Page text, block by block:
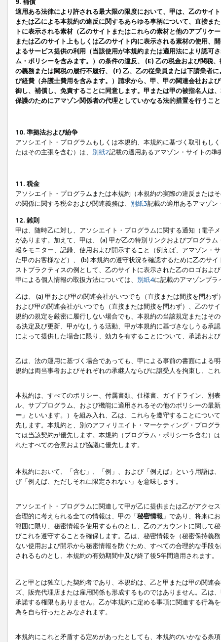
9. 補償
適用ある法律により許される最大限の限度において、甲は、乙のサイ
または乙による本規約の違反に関するあらゆる事柄について、直接ま
トに表示される素材（乙のサイトまたはこれらの素材と他のアプリ
または乙のサイト上もしくは乙のサイト内に表示される素材の使用、
よるサービス提供の利用（当該使用が本規約または適用法により認可
ム・ポリシーを含みます。）の条件の違反、 (E) 乙の税金および関税
の義務または関税の履行不履行、 (F) 乙、乙の従業員または下請業者
び経費（弁護士費用を含みます。）請求から、甲、甲の関連会社およ
御し、補償し、免責することに同意します。甲または甲の被指名人は
保護のためにアマゾン関係者の代理としていかなる法的措置を行うこ
10. 準拠法および紛争
アソシエイト・プログラムもしくは本規約、本規約に基づく取引もし
たはその主張を含む）は、 別紙2記載の適用あるアマゾン・サイトの
11. 税金
アソシエイト・プログラムまたは本規約（本規約の実際の違反または
の関係に関する税金および関連義務は、 別紙3記載の適用あるアマゾン
12. 雑則
甲は、随時乙に対し、アソシエイト・プログラムに関する通知（電子
があります。加えて、甲は、 (a) 甲が乙の特別リンクおよびプログラ
報をモニター、記録、使用および開示すること（例えば、アマゾン・
た甲のお客様など）、 (b) 本規約の遵守状況を確認するために乙のサ
ストプラクティスの例として、乙のサイトに表示された乙のロゴおよ
甲による個人情報の取扱方法については、 別紙4に記載のアマゾンプ
乙は、 (a) 甲および甲の関連会社がいつでも（直接または間接を問わ
および甲の関連会社がいつでも（直接または間接を問わず）、乙のサ
規約の規定を厳密に履行しない場合でも、本規約の当該規定またはそ
る決定及び更新、甲がなしうる活動、甲が本規約に基づきなしうる承
によって提供した場合に限り、効力を有することについて、承諾およ
乙は、法の運用に基づく場合であっても、甲による事前の書面による
規約は両当事者およびそれぞれの承継人ならびに譲受人を拘束し、こ
本規約は、すべてのポリシー、付属書類、仕様書、ガイドライン、別
ル、サブプログラム、および機能に適用されるその他のポリシーの最
ー 」といいます。）を組み入れ、乙は、これらを遵守することにつ
先します。本規約と、別のアフィリエイト・マーケティング・プログ
ては当該契約が優先します。本規約（プログラム・ポリシーを含む）
れたすべての合意および協議に優先します。
本規約において、「含む」、「例」、および「例えば」という用語は
び「例えば、ただしそれに限定されない」を意味します。
アソシエイト・プログラムに関連して甲が乙に提供または乙がアクセ
合理的に考えられる全ての情報は、甲の「秘密情報 」であり、将来に
範囲に限り、秘密情報を使用するものとし、乙のアカウントに関して
びこれを遵守することを確保します。乙は、秘密情報を（秘密保持義
ない使用および開示から秘密情報を防ぐため、すべての合理的な手段
されるものとし、本規約の有効期間中及び終了後5年間適用されます。
乙と甲とは独立した契約者であり、本規約は、乙と甲または甲の関連
ズ、販売代理店または雇用関係も形成するものではありません。乙は
承諾する権限もありません。乙が本規約に定める事項に関連する行為
為を自ら行ったとみなされます。
本規約にこれと矛盾する定めがあったとしても、本規約のいかなる条